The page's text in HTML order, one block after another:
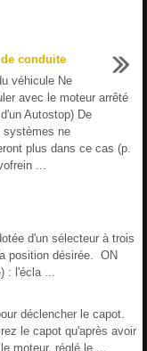
conduite
véhicule Ne
avec le moteur arrêté
Autostop) De
systèmes ne
plus dans ce cas (p.
...
d'un sélecteur à trois
position désirée. ON
: l'écla ...
déclencher le capot.
le capot qu'après avoir
moteur, réglé le ...